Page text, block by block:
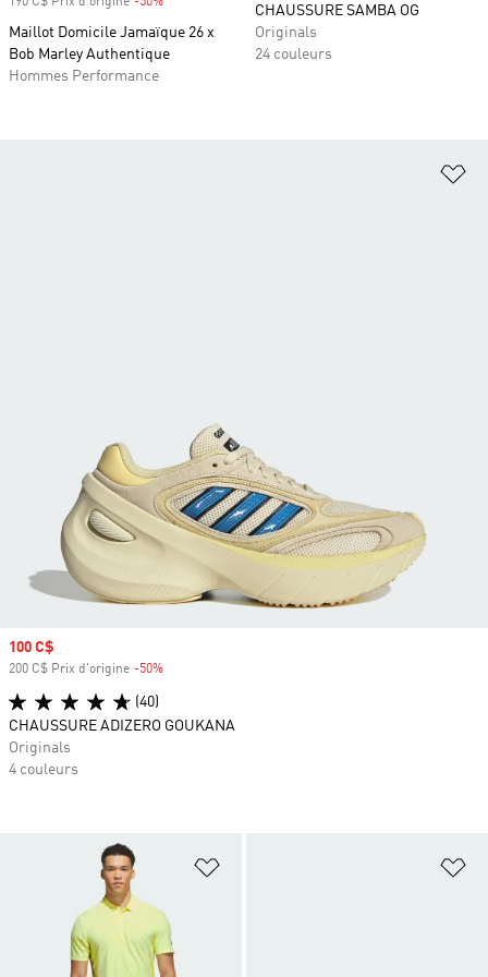
Maillot Domicile Jamaïque 26 x
Bob Marley Authentique
Hommes Performance
CHAUSSURE SAMBA OG
Originals
24 couleurs
Ajouter à la Liste de produits
Prix soldé
100 C$
200 C$ Prix d'origine -50%
(40)
CHAUSSURE ADIZERO GOUKANA
Originals
4 couleurs